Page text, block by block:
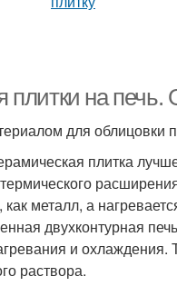
плитки на
для облицовки
плитка
как металл, а
двухконтурная
и охлаждения.
раствора.